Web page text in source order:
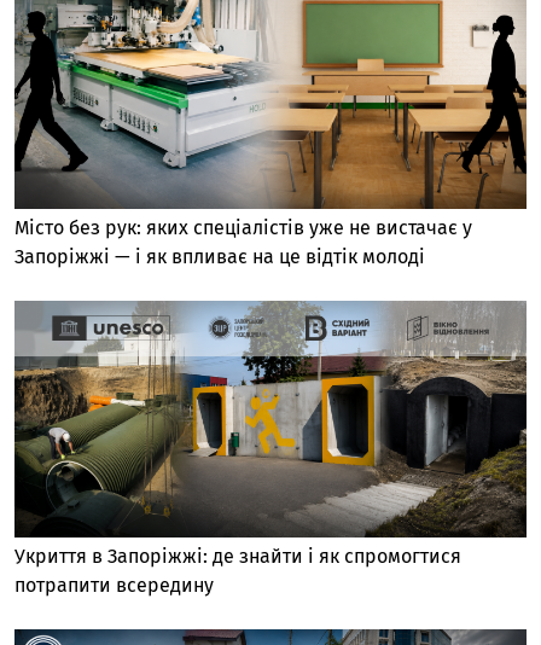
Місто без рук: яких спеціалістів уже не вистачає у
Запоріжжі — і як впливає на це відтік молоді
Укриття в Запоріжжі: де знайти і як спромогтися
потрапити всередину